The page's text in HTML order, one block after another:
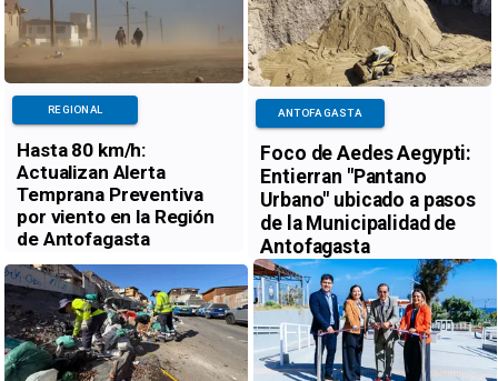
Hasta 80 km/h:
Actualizan Alerta
Temprana Preventiva
por viento en la Región
de Antofagasta
REGIONAL
Foco de Aedes Aegypti:
Entierran "Pantano
Urbano" ubicado a pasos
de la Municipalidad de
Antofagasta
ANTOFAGASTA